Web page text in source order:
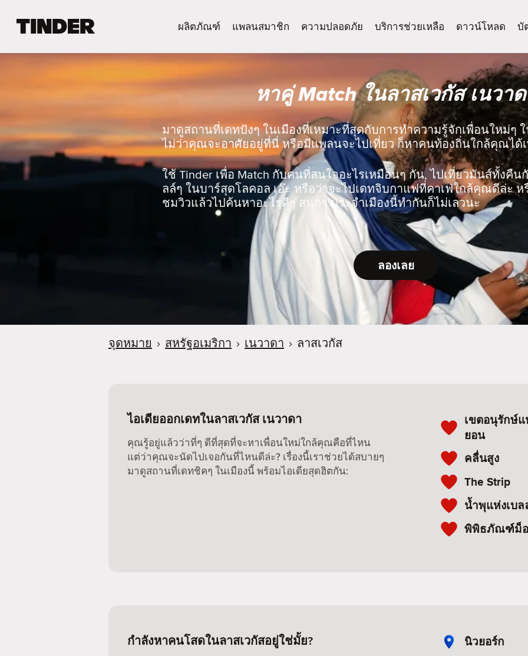
ห
d
e
r
ผลิตภัณฑ์ แพลนสมาชิก ความปลอดภัย บริการช่วยเหลือ ดาวน์โหลด บั
หาคู่ Match ในลาสเวกัส เนวา
มาดูสถานที่เดทปังๆ ในเมืองที่เหมาะที่สุดกับการทำความรู้จักเพื่อนใหม่ๆ ใ
ไม่ว่าคุณจะอาศัยอยู่ที่นี่ หรือมีแพลนจะไปเที่ยว ก็หาคนท้องถิ่นใกล้คุณได้
ใช้ Tinder เพื่อ Match กับคนที่สนใจอะไรเหมือนๆ กัน, ไปเที่ยวมันส์ทั้งคื
ลล์ๆ ในบาร์สุดโลคอล เอ๊ะ หรือว่าจะไปเดทจิบกาแฟที่คาเฟ่ใกล้คุณดีล่ะ ห
ชมวิวแล้วไปค้นหาอะไรดีๆ สนุกๆ ประจำเมืองนี้ทำกันก็ไม่เลวนะ
ลองเลย
จุดหมาย › สหรัฐอเมริกา › เนวาดา › ลาสเวกัส
ไอเดียออกเดทในลาสเวกัส เนวาดา
คุณรู้อยู่แล้วว่าที่ๆ ดีที่สุดที่จะหาเพื่อนใหม่ใกล้คุณคือที่ไหน
แต่ว่าคุณจะนัดไปเจอกันที่ไหนดีล่ะ? เรื่องนี้เราช่วยได้สบายๆ
มาดูสถานที่เดทชิคๆ ในเมืองนี้ พร้อมไอเดียสุดฮิตกัน:
เขตอนุรักษ์
ยอน
คลื่นสูง
The Strip
น้ำพุแห่งเบล
พิพิธภัณฑ์ม็
กำลังหาคนโสดในลาสเวกัสอยู่ใช่มั้ย?
นิวยอร์ก